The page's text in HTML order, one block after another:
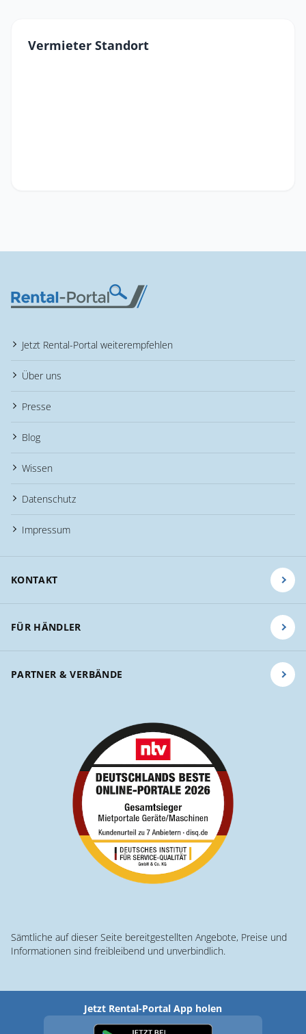
Vermieter Standort
Jetzt Rental-Portal weiterempfehlen
Über uns
Presse
Blog
Wissen
Datenschutz
Impressum
KONTAKT
FÜR HÄNDLER
PARTNER & VERBÄNDE
Sämtliche auf dieser Seite bereitgestellten Angebote, Preise und
Informationen sind freibleibend und unverbindlich.
Jetzt Rental-Portal App holen